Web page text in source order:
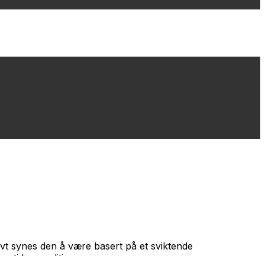
synes den å være basert på et sviktende